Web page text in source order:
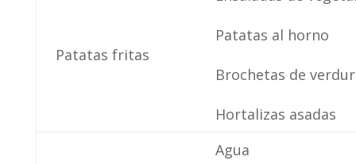
Patatas fritas
Patatas al horno
Brochetas de
Hortalizas asadas
Agua